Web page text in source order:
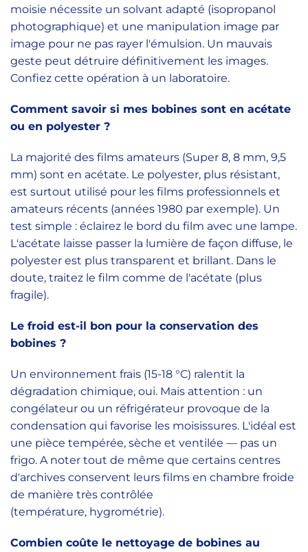
moisie nécessite un solvant adapté (isopropanol
photographique) et une manipulation image par
image pour ne pas rayer l'émulsion. Un mauvais
geste peut détruire définitivement les images.
Confiez cette opération à un laboratoire.
Comment savoir si mes bobines sont en acétate
ou en polyester ?
La majorité des films amateurs (Super 8, 8 mm, 9,5
mm) sont en acétate. Le polyester, plus résistant,
est surtout utilisé pour les films professionnels et
amateurs récents (années 1980 par exemple). Un
test simple : éclairez le bord du film avec une lampe.
L'acétate laisse passer la lumière de façon diffuse, le
polyester est plus transparent et brillant. Dans le
doute, traitez le film comme de l'acétate (plus
fragile).
Le froid est-il bon pour la conservation des
bobines ?
Un environnement frais (15-18 °C) ralentit la
dégradation chimique, oui. Mais attention : un
congélateur ou un réfrigérateur provoque de la
condensation qui favorise les moisissures. L'idéal est
une pièce tempérée, sèche et ventilée — pas un
frigo. A noter tout de même que certains centres
d'archives conservent leurs films en chambre froide
de manière très contrôlée
(température, hygrométrie).
Combien coûte le nettoyage de bobines au